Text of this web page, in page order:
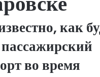
как
во время